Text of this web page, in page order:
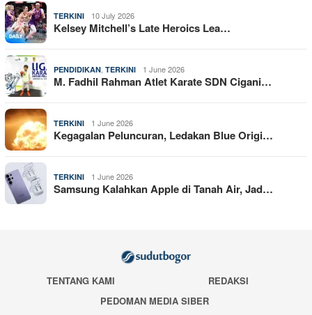
TERKINI 10 July 2026
Kelsey Mitchell’s Late Heroics Lea…
PENDIDIKAN TERKINI 1 June 2026
M. Fadhil Rahman Atlet Karate SDN Cigani…
TERKINI 1 June 2026
Kegagalan Peluncuran, Ledakan Blue Origi…
TERKINI 1 June 2026
Samsung Kalahkan Apple di Tanah Air, Jad…
TENTANG KAMI
REDAKSI
PEDOMAN MEDIA SIBER